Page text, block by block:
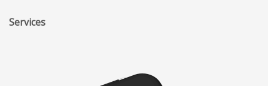
Services